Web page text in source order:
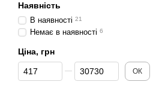
Наявність
В наявності 21
Немає в наявності 6
Ціна, грн
Від Ціна, грн
До Ціна, грн ОК